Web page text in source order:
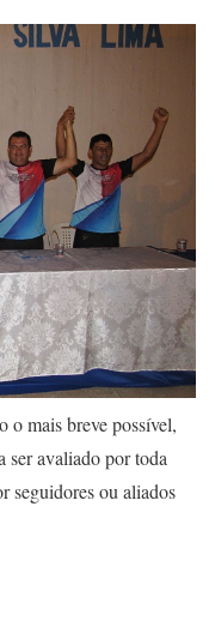
o mais breve possível,
ser avaliado por toda
seguidores ou aliados